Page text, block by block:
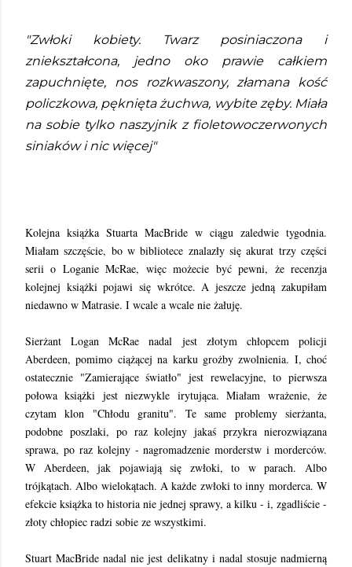
"Zwłoki kobiety. Twarz posiniaczona i
zniekształcona, jedno oko prawie całkiem
zapuchnięte, nos rozkwaszony, złamana kość
policzkowa, pęknięta żuchwa, wybite zęby. Miała
na sobie tylko naszyjnik z fioletowoczerwonych
siniaków i nic więcej"
Kolejna książka Stuarta MacBride w ciągu zaledwie tygodnia.
Miałam szczęście, bo w bibliotece znalazły się akurat trzy części
serii o Loganie McRae, więc możecie być pewni, że recenzja
kolejnej książki pojawi się wkrótce. A jeszcze jedną zakupiłam
niedawno w Matrasie. I wcale a wcale nie żałuję.
Sierżant Logan McRae nadal jest złotym chłopcem policji
Aberdeen, pomimo ciążącej na karku grożby zwolnienia. I, choć
ostatecznie "Zamierające światło" jest rewelacyjne, to pierwsza
połowa książki jest niezwykle irytująca. Miałam wrażenie, że
czytam klon "Chłodu granitu". Te same problemy sierżanta,
podobne poszlaki, po raz kolejny jakaś przykra nierozwiązana
sprawa, po raz kolejny - nagromadzenie morderstw i morderców.
W Aberdeen, jak pojawiają się zwłoki, to w parach. Albo
trójkątach. Albo wielokątach. A każde zwłoki to inny morderca. W
efekcie książka to historia nie jednej sprawy, a kilku - i, zgadliście -
złoty chłopiec radzi sobie ze wszystkimi.
Stuart MacBride nadal nie jest delikatny i nadal stosuje nadmierną